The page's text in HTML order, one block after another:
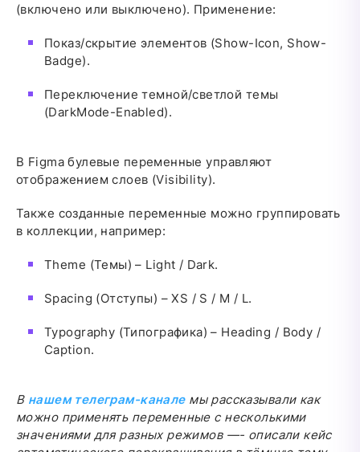
(включено или выключено). Применение:
Показ/скрытие элементов (Show-Icon, Show-
Badge).
Переключение темной/светлой темы
(DarkMode-Enabled).
В Figma булевые переменные управляют
отображением слоев (Visibility).
Также созданные переменные можно группировать
в коллекции, например:
Theme (Темы) – Light / Dark.
Spacing (Отступы) – XS / S / M / L.
Typography (Типографика) – Heading / Body /
Caption.
В нашем телеграм-каналемы рассказывали как
можно применять переменные с несколькими
значениями для разных режимов —- описали кейс